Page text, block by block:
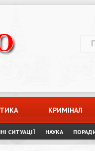
КРИМІНАЛ
СИТУАЦІЇ НАУКА